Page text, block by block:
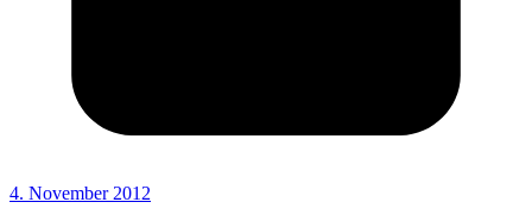
4. November 2012